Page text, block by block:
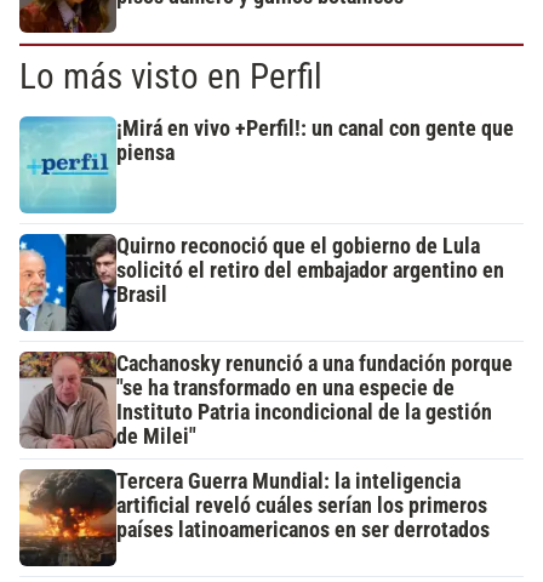
Lo más visto en Perfil
¡Mirá en vivo +Perfil!: un canal con gente que
piensa
Quirno reconoció que el gobierno de Lula
solicitó el retiro del embajador argentino en
Brasil
Cachanosky renunció a una fundación porque
"se ha transformado en una especie de
Instituto Patria incondicional de la gestión
de Milei"
Tercera Guerra Mundial: la inteligencia
artificial reveló cuáles serían los primeros
países latinoamericanos en ser derrotados